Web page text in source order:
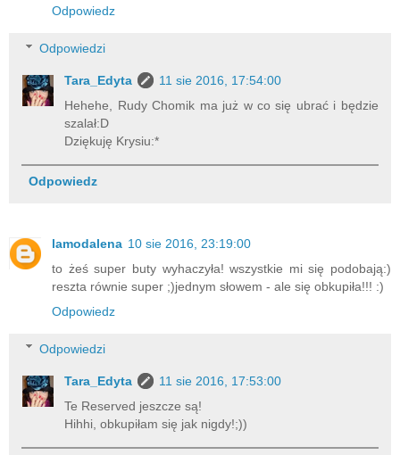
Odpowiedz
Odpowiedzi
Tara_Edyta
11 sie 2016, 17:54:00
Hehehe, Rudy Chomik ma już w co się ubrać i będzie
szalał:D
Dziękuję Krysiu:*
Odpowiedz
lamodalena 10 sie 2016, 23:19:00
to żeś super buty wyhaczyła! wszystkie mi się podobają:)
reszta równie super ;)jednym słowem - ale się obkupiła!!! :)
Odpowiedz
Odpowiedzi
Tara_Edyta
11 sie 2016, 17:53:00
Te Reserved jeszcze są!
Hihhi, obkupiłam się jak nigdy!;))